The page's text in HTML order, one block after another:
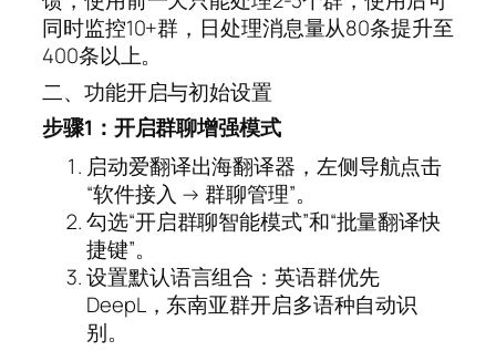
同时监控10+群，日处理消息量从80条提升至
400条以上。
二、功能开启与初始设置
步骤1：开启群聊增强模式
启动爱翻译出海翻译器，左侧导航点击
“软件接入 → 群聊管理”。
勾选“开启群聊智能模式”和“批量翻译快
捷键”。
设置默认语言组合：英语群优先
DeepL，东南亚群开启多语种自动识
别。